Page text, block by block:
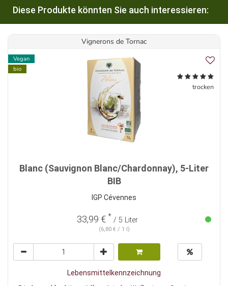
Diese Produkte könnten Sie auch interessieren:
Vignerons de Tornac
Vegan
bio
trocken
Blanc (Sauvignon Blanc/Chardonnay), 5-Liter
BIB
IGP Cévennes
33,99 € * / 5 Liter
(6,80 € / 1 l)
Lebensmittelkennzeichnung